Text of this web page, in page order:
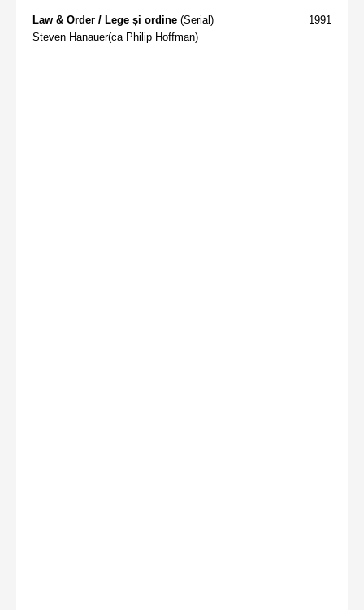
1991
Law & Order / Lege și ordine (Serial)
Steven Hanauer(ca Philip Hoffman)